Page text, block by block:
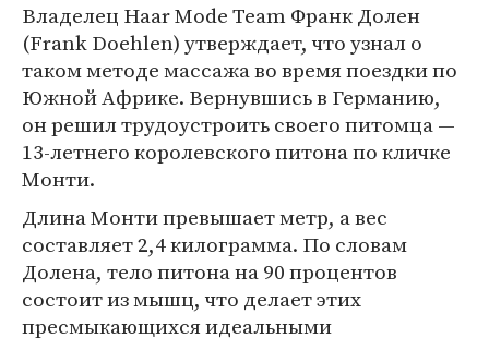
Владелец Haar Mode Team Франк Долен
(Frank Doehlen) утверждает, что узнал о
таком методе массажа во время поездки по
Южной Африке. Вернувшись в Германию,
он решил трудоустроить своего питомца —
13-летнего королевского питона по кличке
Монти.
Длина Монти превышает метр, а вес
составляет 2,4 килограмма. По словам
Долена, тело питона на 90 процентов
состоит из мышц, что делает этих
пресмыкающихся идеальными